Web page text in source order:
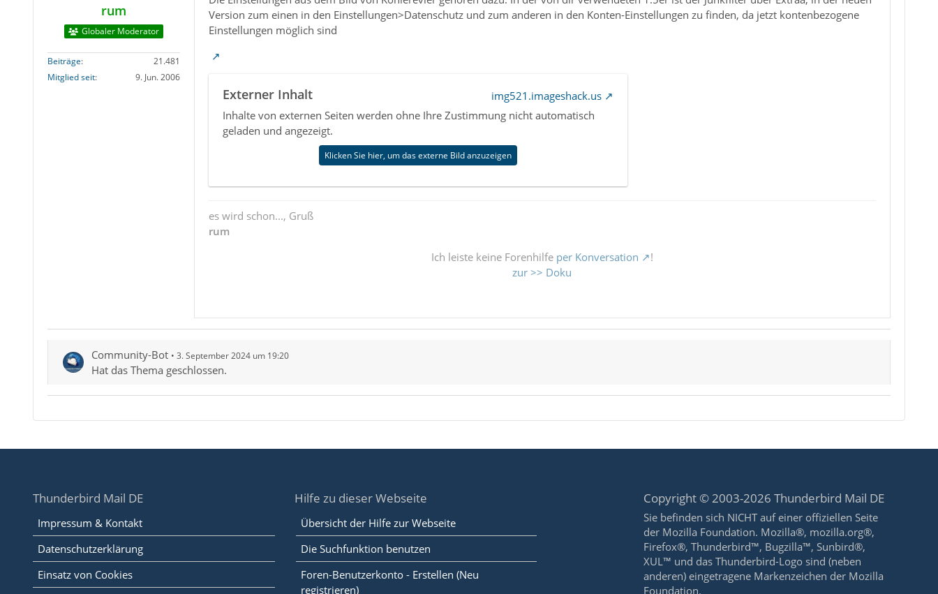
rum
Globaler Moderator
Beiträge
21.481
Mitglied seit
9. Jun. 2006
Version zum einen in den Einstellungen>Datenschutz und zum anderen in den Konten-Einstellungen zu finden, da jetzt kontenbezogene
Einstellungen möglich sind
Externer Inhalt
img521.imageshack.us
Inhalte von externen Seiten werden ohne Ihre Zustimmung nicht automatisch
geladen und angezeigt.
Klicken Sie hier, um das externe Bild anzuzeigen
es wird schon..., Gruß
rum
Ich leiste keine Forenhilfe per Konversation
!
zur >> Doku
Community-Bot 3. September 2024 um 19:20
Hat das Thema geschlossen.
Thunderbird Mail DE
Impressum & Kontakt
Datenschutzerklärung
Einsatz von Cookies
Hilfe zu dieser Webseite
Übersicht der Hilfe zur Webseite
Die Suchfunktion benutzen
Foren-Benutzerkonto - Erstellen (Neu
registrieren)
Copyright © 2003-2026 Thunderbird Mail DE
Sie befinden sich NICHT auf einer offiziellen Seite
der Mozilla Foundation. Mozilla®, mozilla.org®,
Firefox®, Thunderbird™, Bugzilla™, Sunbird®,
XUL™ und das Thunderbird-Logo sind (neben
anderen) eingetragene Markenzeichen der Mozilla
Foundation.